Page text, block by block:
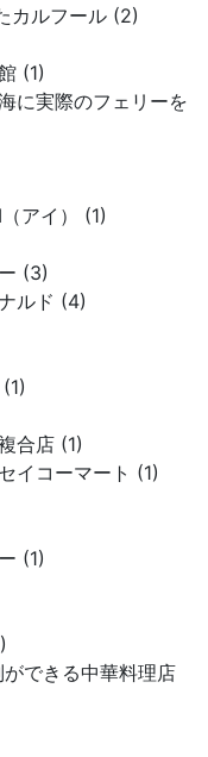
カルフール (2)
(1)
に実際のフェリーを
アイ） (1)
(3)
ルド (4)
合店 (1)
イコーマート (1)
(1)
できる中華料理店